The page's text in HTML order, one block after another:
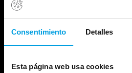
Consentimiento Detalles
Esta página web usa cookies